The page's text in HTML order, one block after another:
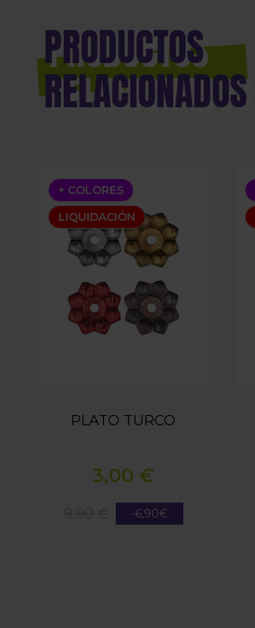
PRODUCTOS
RELACIONADOS
+ COLORES
LIQUIDACIÓN
PLATO TURCO
3,00 €
-6,90€